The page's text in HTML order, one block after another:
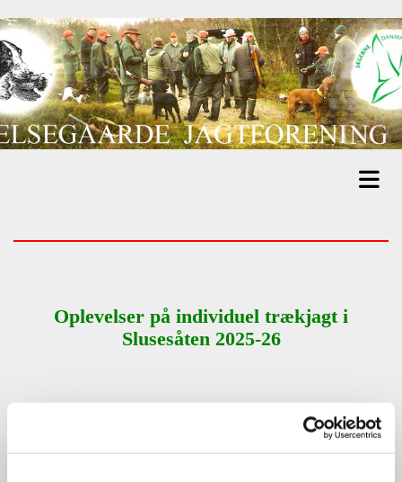
Oplevelser på individuel trækjagt i
Slusesåten 2025-26